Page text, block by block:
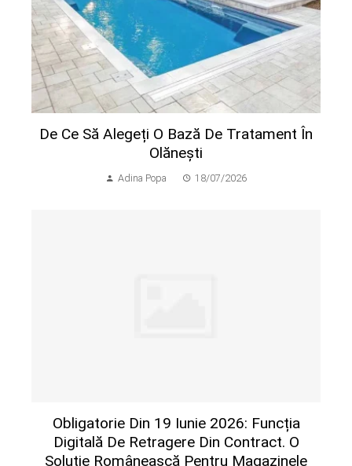
De Ce Să Alegeți O Bază De Tratament În
Olănești
Adina Popa 18/07/2026
Obligatorie Din 19 Iunie 2026: Funcția
Digitală De Retragere Din Contract. O
Soluție Românească Pentru Magazinele